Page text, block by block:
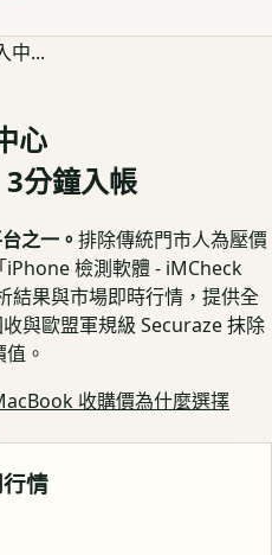
中...
心
分鐘入帳
之一。 排除傳統門市人為壓價
檢測軟體 - iMCheck
結果與市場即時行情，提供全
與歐盟軍規級 Securaze 抹除
。
收購價為什麼選擇
情